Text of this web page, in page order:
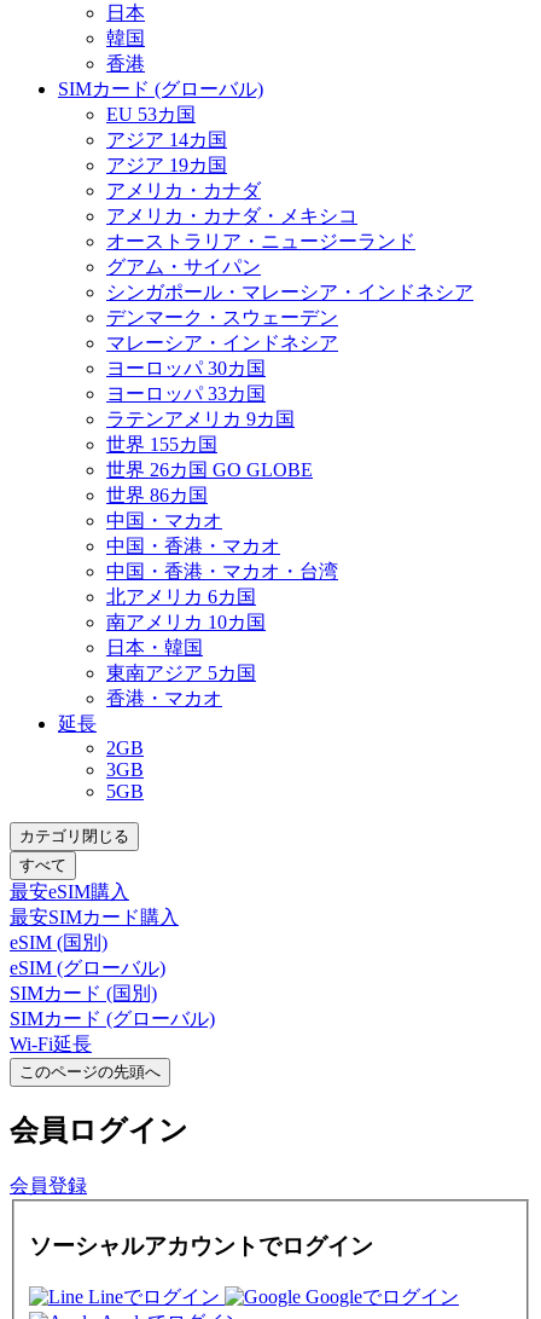
日本
韓国
香港
SIMカード (グローバル)
EU 53カ国
アジア 14カ国
アジア 19カ国
アメリカ・カナダ
アメリカ・カナダ・メキシコ
オーストラリア・ニュージーランド
グアム・サイパン
シンガポール・マレーシア・インドネシア
デンマーク・スウェーデン
マレーシア・インドネシア
ヨーロッパ 30カ国
ヨーロッパ 33カ国
ラテンアメリカ 9カ国
世界 155カ国
世界 26カ国 GO GLOBE
世界 86カ国
中国・マカオ
中国・香港・マカオ
中国・香港・マカオ・台湾
北アメリカ 6カ国
南アメリカ 10カ国
日本・韓国
東南アジア 5カ国
香港・マカオ
延長
2GB
3GB
5GB
カテゴリ閉じる
すべて
最安eSIM購入
最安SIMカード購入
eSIM (国別)
eSIM (グローバル)
SIMカード (国別)
SIMカード (グローバル)
Wi-Fi延長
このページの先頭へ
会員 ログイン
会員登録
ソーシャルアカウントでログイン
Lineでログイン
Googleでログイン